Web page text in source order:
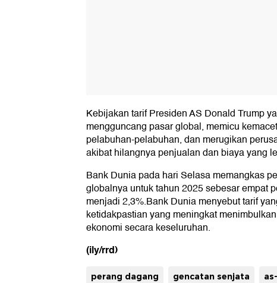
Kebijakan tarif Presiden AS Donald Trump
mengguncang pasar global, memicu
pelabuhan-pelabuhan, dan merugikan
akibat hilangnya penjualan dan biaya yang
Bank Dunia pada hari Selasa memangkas
globalnya untuk tahun 2025 sebesar empat
menjadi 2,3%.Bank Dunia menyebut tarif
ketidakpastian yang meningkat
ekonomi secara keseluruhan.
(ily/rrd)
perang dagang gencatan senjata